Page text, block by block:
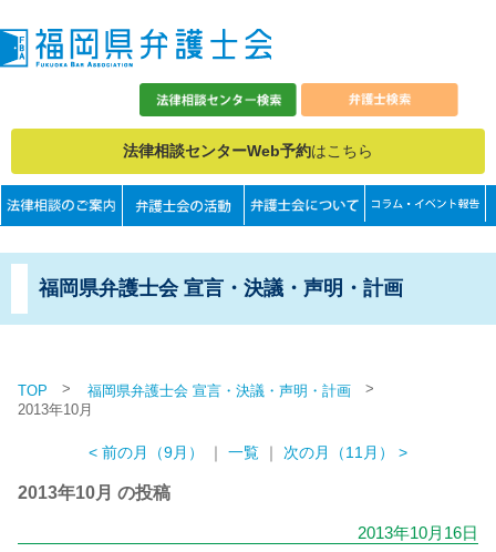
法律相談センターWeb予約はこちら
福岡県弁護士会 宣言・決議・声明・計画
TOP > 福岡県弁護士会 宣言・決議・声明・計画 >
2013年10月
< 前の月（9月） ｜ 一覧 ｜ 次の月（11月） >
2013年10月 の投稿
2013年10月16日